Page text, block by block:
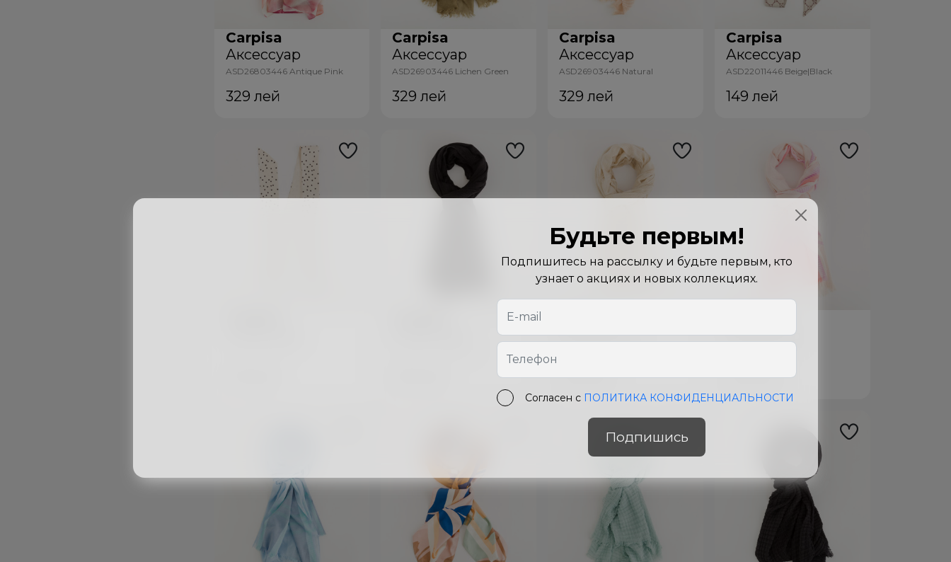
Carpisa
Аксессуар
ASD26803446 Antique Pink
Multicolour
329 лей
Carpisa
Аксессуар
ASD26903446 Lichen Green
329лей
Carpisa
Аксессуар
ASD26903446 Natural
329лей
Carpisa
Аксессуар
ASD22011446 Beige|Black
149лей
Аксессуар
329лей
Аксессуар
329лей
Будьте первым!
Подпишитесь на рассылку и будьте первым, кто
узнает о акциях и новых коллекциях.
Согласен с ПОЛИТИКА КОНФИДЕНЦИАЛЬНОСТИ
Подпишись